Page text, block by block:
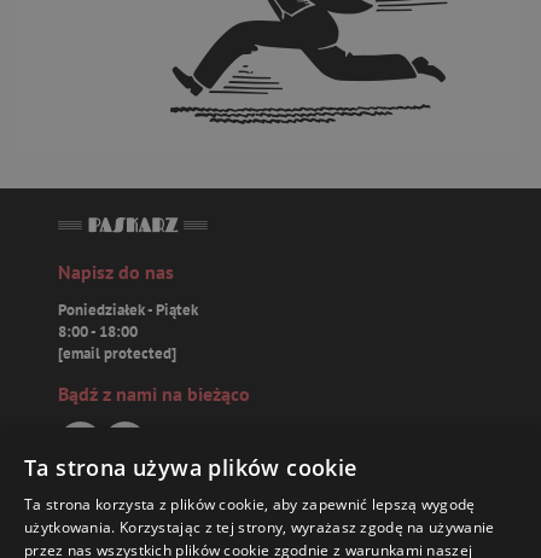
Napisz do nas
Poniedziałek - Piątek
8:00 - 18:00
[email protected]
Bądź z nami na bieżąco
Paskarz.pl
Ta strona używa plików cookie
Ta strona korzysta z plików cookie, aby zapewnić lepszą wygodę
użytkowania. Korzystając z tej strony, wyrażasz zgodę na używanie
przez nas wszystkich plików cookie zgodnie z warunkami naszej